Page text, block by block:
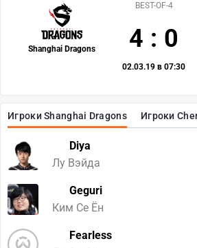
Игроки Shanghai Dragons Игроки
Diya
Лу Вэйда
Geguri
Ким Се Ён
Fearless
Shanghai Dragons
BEST-OF-4
4 : 0
02.03.19 в 07:30